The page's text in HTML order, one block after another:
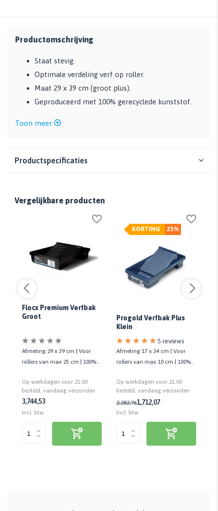
Productomschrijving
Staat stevig.
Optimale verdeling verf op roller.
Maat 29 x 39 cm (groot plus).
Geproduceerd met 100% gerecyclede kunststof.
Toon meer
Productspecificaties
Vergelijkbare producten
Flocx Premium Verfbak
Groot
Afmeting 29 x 39 cm | Voor
rollers van max 25 cm | 100%
Op werkdagen voor 21:00
besteld, vandaag verzonden
3,744,53
Incl. btw
25%
KORTING
Progold Verfbak Plus
Klein
5 reviews
Afmeting 17 x 34 cm | Voor
rollers van max 10 cm | 100%
Op werkdagen voor 21:00
besteld, vandaag verzonden
2,282,761,712,07
Incl. btw